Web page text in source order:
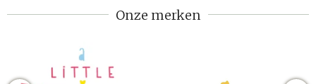
Onze merken